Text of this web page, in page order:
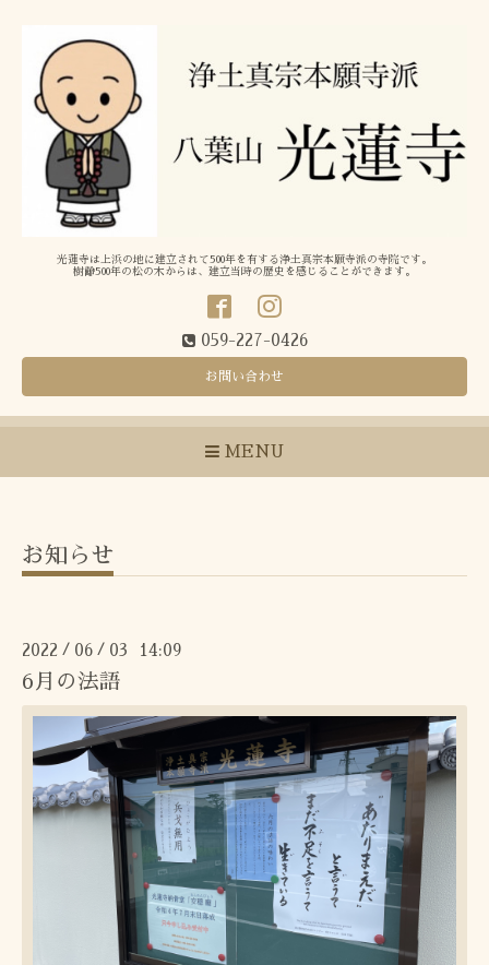
光蓮寺は上浜の地に建立されて500年を有する浄土真宗本願寺派の寺院です。
樹齢500年の松の木からは、建立当時の歴史を感じることができます。
059-227-0426
お問い合わせ
MENU
お知らせ
2022 / 06 / 03 14:09
6月の法語